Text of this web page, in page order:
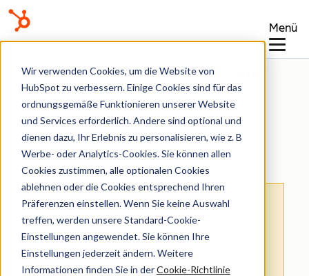
Wir verwenden Cookies, um die Website von
HubSpot zu verbessern. Einige Cookies sind für das
ordnungsgemäße Funktionieren unserer Website
und Services erforderlich. Andere sind optional und
dienen dazu, Ihr Erlebnis zu personalisieren, wie z. B
Werbe- oder Analytics-Cookies. Sie können allen
Cookies zustimmen, alle optionalen Cookies
ablehnen oder die Cookies entsprechend Ihren
Präferenzen einstellen. Wenn Sie keine Auswahl
treffen, werden unsere Standard-Cookie-
Einstellungen angewendet. Sie können Ihre
Einstellungen jederzeit ändern. Weitere
Informationen finden Sie in derCookie-Richtlinie
Menü
Wissensdatenbank
Meetings
: Dieser Artikel wird aus Kulanz zur
Verfügung gestellt.Er wurde automatisch
mit einer Software übersetzt und unter
Umständen nicht korrekturgelesen. Die